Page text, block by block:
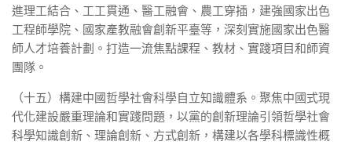
進理工結合、工工貫通、醫工融會、農工穿插，建強國家出色
工程師學院、國家產教融會創新平臺等，深刻實施國家出色醫
師人才培養計劃。打造一流焦點課程、教材、實踐項目和師資
團隊。
（十五）構建中國哲學社會科學自立知識體系。聚焦中國式現
代化建設嚴重理論和實踐問題，以黨的創新理論引領哲學社會
科學知識創新、理論創新、方式創新，構建以各學科標識性概